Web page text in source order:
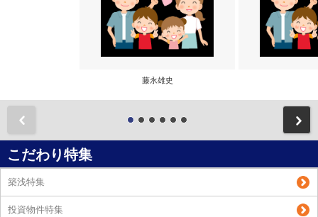
藤永雄史
こだわり特集
築浅特集
投資物件特集